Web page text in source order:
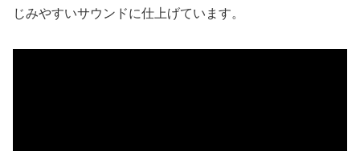
じみやすいサウンドに仕上げています。